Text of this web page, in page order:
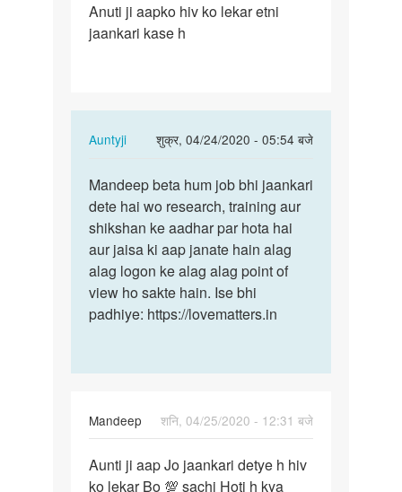
Anuti
ji
Anuti ji aapko hiv ko lekar etni
jaankari kase h
Auntyji
शुक्र, 04/24/2020 - 05:54 बजे
In
to
Anuti
ji
aapko
hiv
ko
lekar…
Mandeep
beta
hum
job
bhi…
Mandeep beta hum job bhi jaankari
dete hai wo research, training aur
shikshan ke aadhar par hota hai
aur jaisa ki aap janate hain alag
alag logon ke alag alag point of
view ho sakte hain. Ise bhi
padhiye: https://lovematters.in
Mandeep
शनि, 04/25/2020 - 12:31 बजे
Aunti
ji
Aunti ji aap Jo jaankari detye h hiv
ko lekar Bo 💯 sachi Hoti h kya